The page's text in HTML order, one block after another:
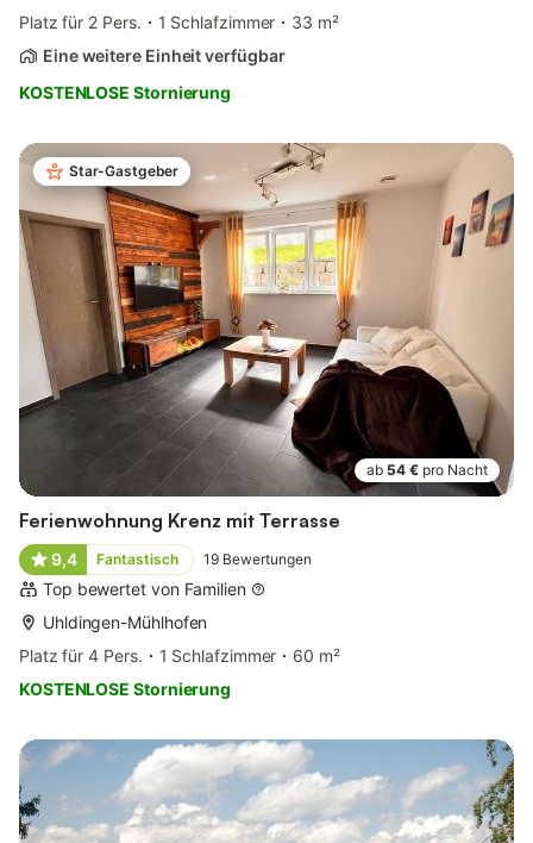
Platz für 2 Pers.
1 Schlafzimmer
33 m²
Eine weitere Einheit verfügbar
KOSTENLOSE Stornierung
Star-Gastgeber
ab 54 € pro Nacht
Ferienwohnung Krenz mit Terrasse
9,4 Fantastisch 19 Bewertungen
Top bewertet von Familien
Uhldingen-Mühlhofen
Platz für 4 Pers.
1 Schlafzimmer
60 m²
KOSTENLOSE Stornierung